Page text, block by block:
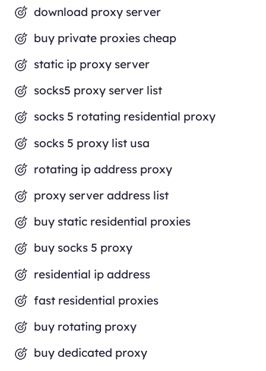
download proxy server
buy private proxies cheap
static ip proxy server
socks5 proxy server list
socks 5 rotating residential proxy
socks 5 proxy list usa
rotating ip address proxy
proxy server address list
buy static residential proxies
buy socks 5 proxy
residential ip address
fast residential proxies
buy rotating proxy
buy dedicated proxy